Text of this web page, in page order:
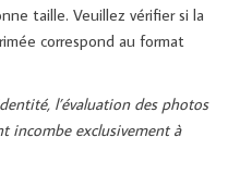
taille. Veuillez vérifier si la
correspond au format
l’évaluation des photos
incombe exclusivement à